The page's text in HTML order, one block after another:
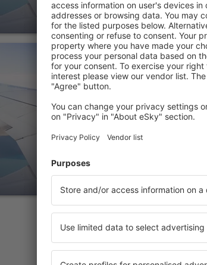
Charleroi, 28 August
MONT-SAINT-GUIBERT
Mont-Saint-Guibert,
Mehr Hotels